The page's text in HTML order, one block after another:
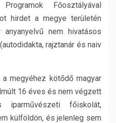
Főosztályával
hirdet a megye területén
nem hivatásos
rajztanár és naiv
megyéhez kötődő magyar
16 éves és nem végzett
főiskolát,
külföldön, és jelenleg sem